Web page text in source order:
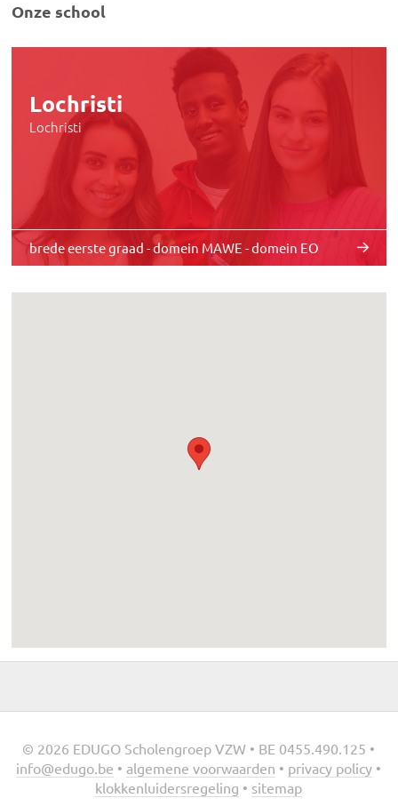
Onze school
Lochristi
Lochristi
brede eerste graad - domein MAWE - domein EO
© 2026 EDUGO Scholengroep VZW • BE 0455.490.125 •
info@edugo.be • algemene voorwaarden • privacy policy •
klokkenluidersregeling • sitemap